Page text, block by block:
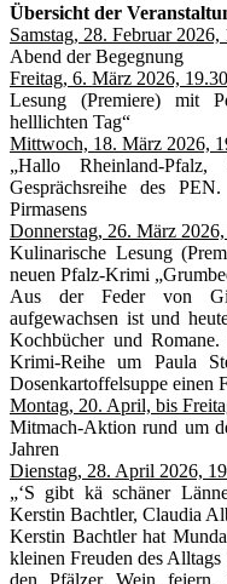
Übersicht der
Samstag, 28. Februar
Abend der Begegnung
Freitag, 6. März 2026,
Lesung (Premiere) mit
helllichten Tag“
Mittwoch, 18. März 2026,
„Hallo Rheinland-
Gesprächsreihe des
Pirmasens
Donnerstag, 26. März
Kulinarische Lesung
neuen Pfalz-Krimi
Aus der Feder von
aufgewachsen ist und
Kochbücher und
Krimi-Reihe um Paula
Dosenkartoffelsuppe einen
Montag, 20. April, bis
Mitmach-Aktion rund um
Jahren
Dienstag, 28. April 2026,
„‘S gibt kä schäner
Kerstin Bachtler, Claudia
Kerstin Bachtler hat
kleinen Freuden des
den Pfälzer Wein